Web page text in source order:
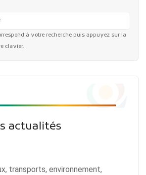
à votre recherche puis appuyez sur la
clavier.
actualités
transports, environnement,